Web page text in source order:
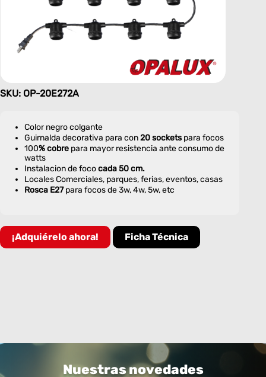
SKU: OP-20E272A
Color negro colgante
Guirnalda decorativa para con20 sockets para focos
100% cobre para mayor resistencia ante consumo de
watts
Instalacion de fococada 50 cm.
Locales Comerciales, parques, ferias, eventos, casas
Rosca E27para focos de 3w, 4w, 5w, etc
¡Adquiérelo ahora! Ficha Técnica
Nuestras novedades